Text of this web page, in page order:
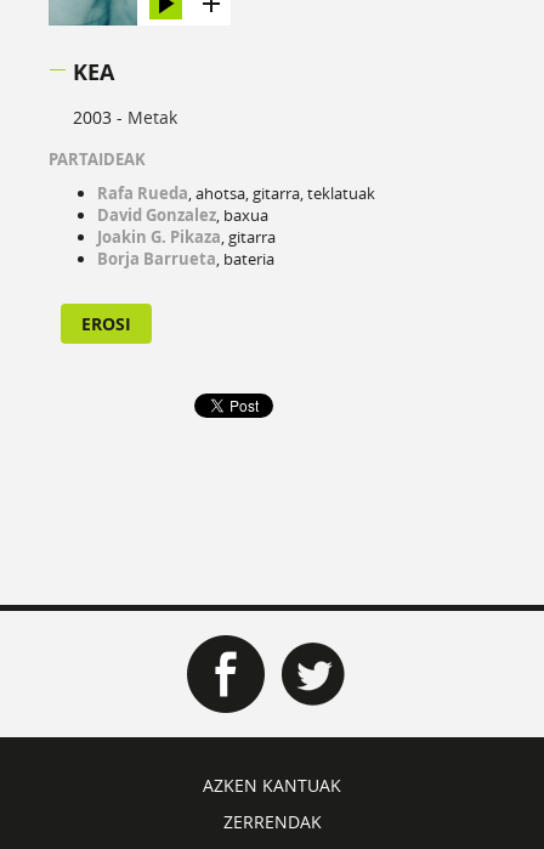
KEA
2003 - Metak
PARTAIDEAK
Rafa Rueda, ahotsa, gitarra, teklatuak
David Gonzalez, baxua
Joakin G. Pikaza, gitarra
Borja Barrueta, bateria
EROSI
AZKEN KANTUAK
ZERRENDAK